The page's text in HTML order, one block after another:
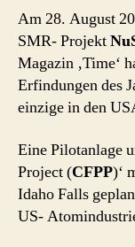
Am 28. August
SMR- Projekt
Magazin ‚Time‘
Erfindungen des
einzige in den
Eine Pilotanlage
Project (CFPP)‘
Idaho Falls
US-